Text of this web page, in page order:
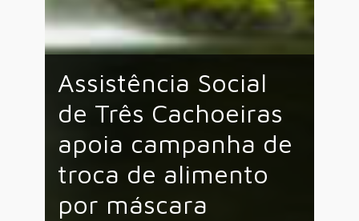
Assistência Social
de Três Cachoeiras
apoia campanha de
troca de alimento
por máscara